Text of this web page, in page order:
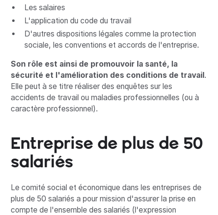
Les salaires
L'application du code du travail
D'autres dispositions légales comme la protection
sociale, les conventions et accords de l'entreprise.
Son rôle est ainsi de promouvoir la santé, la
sécurité et l'amélioration des conditions de travail.
Elle peut à se titre réaliser des enquêtes sur les
accidents de travail ou maladies professionnelles (ou à
caractère professionnel).
Entreprise de plus de 50
salariés
Le comité social et économique dans les entreprises de
plus de 50 salariés a pour mission d'assurer la prise en
compte de l'ensemble des salariés (l'expression